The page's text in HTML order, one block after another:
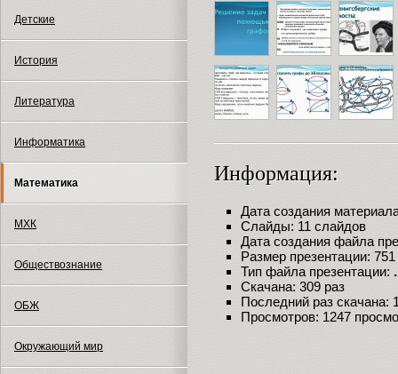
Детские
История
Литература
Информатика
Математика
МХК
Обществознание
ОБЖ
Окружающий мир
Информация:
Дата создания
Слайды: 11 слайдов
Дата создания файла
Размер презентации:
Тип файла презентации:
Скачана: 309 раз
Последний раз скачана:
Просмотров: 1247